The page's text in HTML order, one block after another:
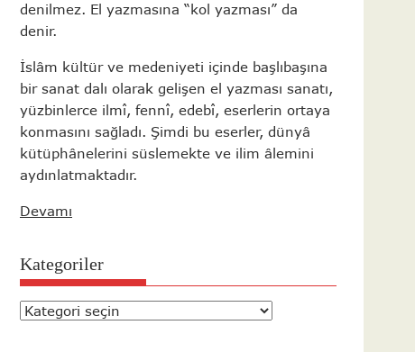
denilmez. El yazmasına “kol yazması” da
denir.
İslâm kültür ve medeniyeti içinde başlıbaşına
bir sanat dalı olarak gelişen el yazması sanatı,
yüzbinlerce ilmî, fennî, edebî, eserlerin ortaya
konmasını sağladı. Şimdi bu eserler, dünyâ
kütüphânelerini süslemekte ve ilim âlemini
aydınlatmaktadır.
Devamı
Kategoriler
Kategoriler